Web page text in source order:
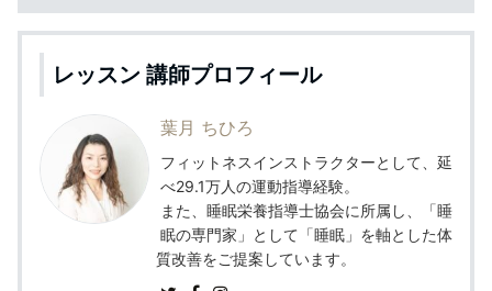
レッスン 講師プロフィール
葉月 ちひろ
フィットネスインストラクターとして、延
べ29.1万人の運動指導経験。
また、睡眠栄養指導士協会に所属し、「睡
眠の専門家」として「睡眠」を軸とした体
質改善をご提案しています。